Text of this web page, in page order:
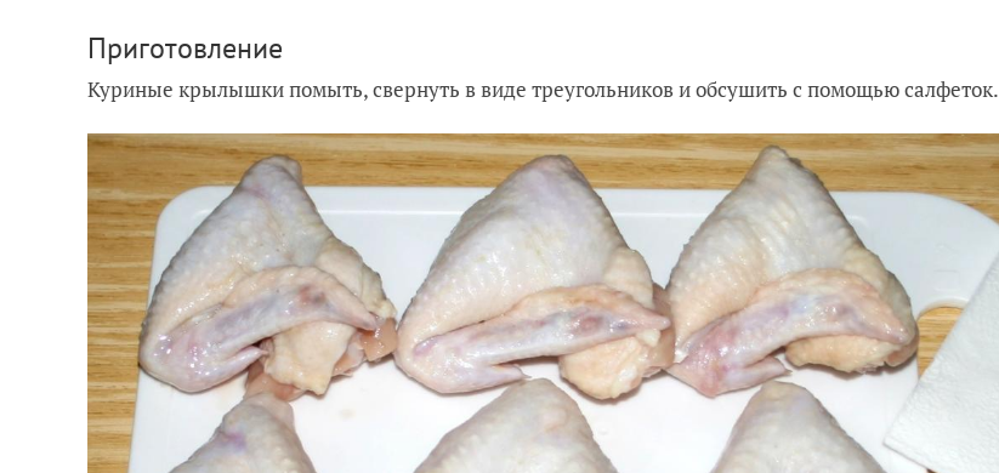
Приготовление
Куриные крылышки помыть, свернуть в виде треугольников и обсушить с помощью салфеток.